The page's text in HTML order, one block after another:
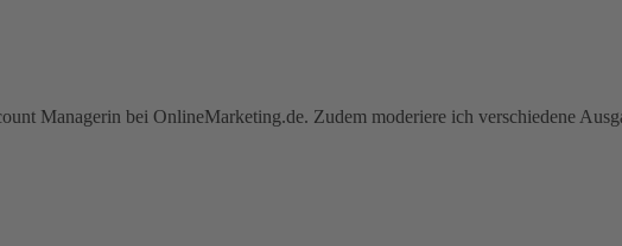
Managerin bei OnlineMarketing.de. Zudem moderiere ich verschiedene